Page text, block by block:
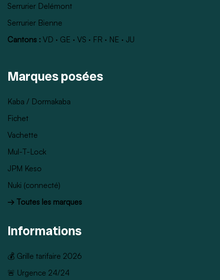
Serrurier Delémont
Serrurier Bienne
Cantons : VD · GE · VS · FR · NE · JU
Marques posées
Kaba / Dormakaba
Fichet
Vachette
Mul-T-Lock
JPM Keso
Nuki (connecté)
→ Toutes les marques
Informations
💰 Grille tarifaire 2026
🚨 Urgence 24/24